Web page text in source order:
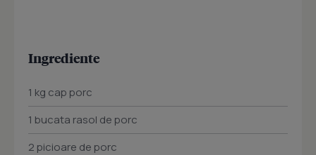
Ingrediente
1 kg cap porc
1 bucata rasol de porc
2 picioare de porc